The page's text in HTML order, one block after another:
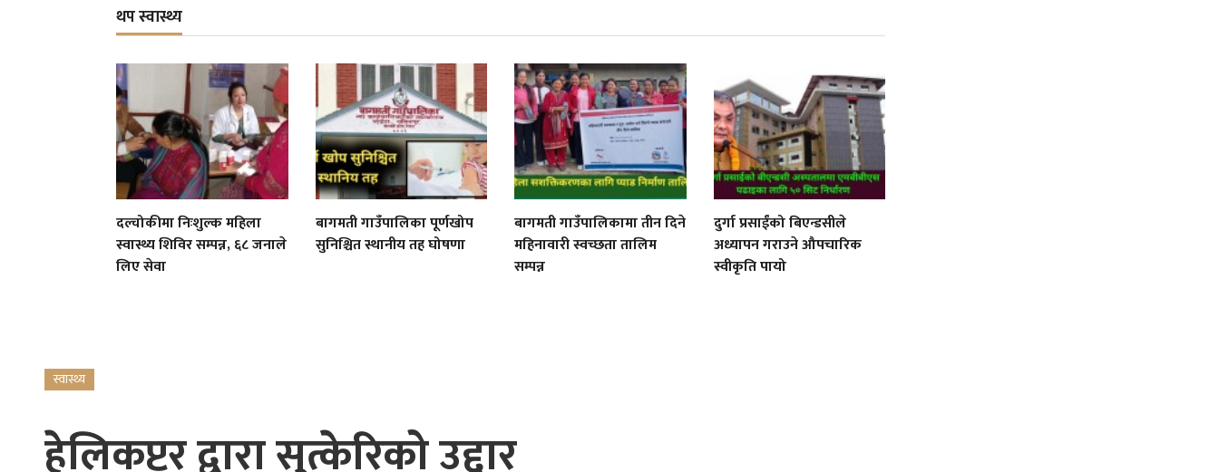
थप स्वास्थ्य
दल्चोकीमा निःशुल्क महिला
स्वास्थ्य शिविर सम्पन्न, ६८ जनाले
लिए सेवा
बागमती गाउँपालिका पूर्णखोप
सुनिश्चित स्थानीय तह घोषणा
बागमती गाउँपालिकामा तीन दिने
महिनावारी स्वच्छता तालिम
सम्पन्न
दुर्गा प्रसाईंको बिएन्डसीले
अध्यापन गराउने औपचारिक
स्वीकृति पायो
स्वास्थ्य
हेलिकप्टर द्वारा सुत्केरिको उद्दार